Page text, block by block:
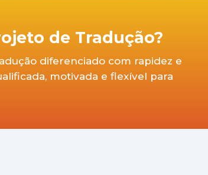
de Tradução?
diferenciado com rapidez e
motivada e flexível para